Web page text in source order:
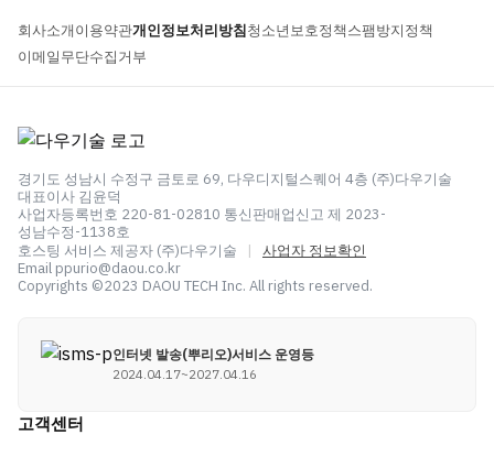
회사소개이용약관개인정보처리방침청소년보호정책스팸방지정책
이메일무단수집거부
경기도 성남시 수정구 금토로 69, 다우디지털스퀘어 4층 (주)다우기술
대표이사 김윤덕
사업자등록번호 220-81-02810 통신판매업신고 제 2023-
성남수정-1138호
호스팅 서비스 제공자 (주)다우기술
| 사업자 정보확인
Email ppurio@daou.co.kr
Copyrights ©2023 DAOU TECH Inc. All rights reserved.
인터넷 발송(뿌리오)서비스 운영등
2024.04.17~2027.04.16
고객센터